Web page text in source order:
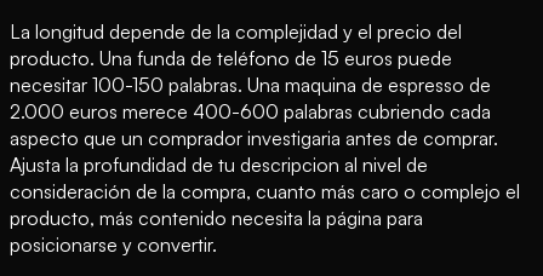
La longitud depende de la complejidad y el precio del
producto. Una funda de teléfono de 15 euros puede
necesitar 100-150 palabras. Una maquina de espresso de
2.000 euros merece 400-600 palabras cubriendo cada
aspecto que un comprador investigaria antes de comprar.
Ajusta la profundidad de tu descripcion al nivel de
consideración de la compra, cuanto más caro o complejo el
producto, más contenido necesita la página para
posicionarse y convertir.